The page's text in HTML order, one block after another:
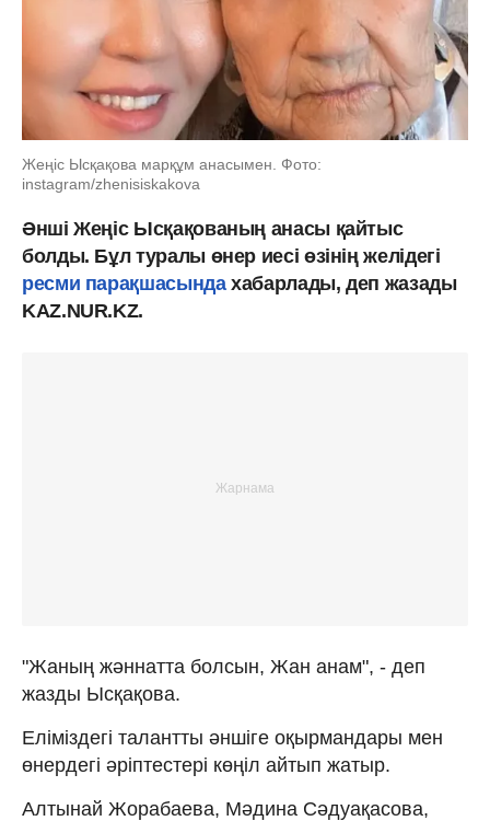
Жеңіс Ысқақова марқұм анасымен. Фото:
instagram/zhenisiskakova
Әнші Жеңіс Ысқақованың анасы қайтыс
болды. Бұл туралы өнер иесі өзінің желідегі
ресми парақшасындахабарлады, деп жазады
KAZ.NUR.KZ.
"Жаның жәннатта болсын, Жан анам", - деп
жазды Ысқақова.
Еліміздегі талантты әншіге оқырмандары мен
өнердегі әріптестері көңіл айтып жатыр.
Алтынай Жорабаева, Мәдина Сәдуақасова,